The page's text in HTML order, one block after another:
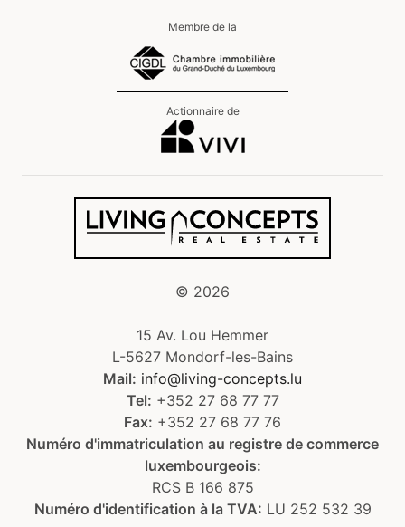
Membre de la
Actionnaire de
© 2026
15 Av. Lou Hemmer
L-5627 Mondorf-les-Bains
Mail: info@living-concepts.lu
Tel: +352 27 68 77 77
Fax: +352 27 68 77 76
Numéro d'immatriculation au registre de commerce
luxembourgeois:
RCS B 166 875
Numéro d'identification à la TVA: LU 252 532 39